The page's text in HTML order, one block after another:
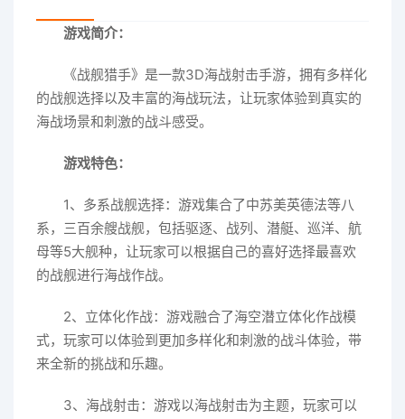
游戏简介：
《战舰猎手》是一款3D海战射击手游，拥有多样化
的战舰选择以及丰富的海战玩法，让玩家体验到真实的
海战场景和刺激的战斗感受。
游戏特色：
1、多系战舰选择：游戏集合了中苏美英德法等八
系，三百余艘战舰，包括驱逐、战列、潜艇、巡洋、航
母等5大舰种，让玩家可以根据自己的喜好选择最喜欢
的战舰进行海战作战。
2、立体化作战：游戏融合了海空潜立体化作战模
式，玩家可以体验到更加多样化和刺激的战斗体验，带
来全新的挑战和乐趣。
3、海战射击：游戏以海战射击为主题，玩家可以